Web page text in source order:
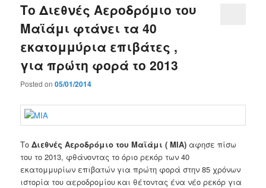
Το Διεθνές Αεροδρόμιο του
Μαϊάμι φτάνει τα 40
εκατομμύρια επιβάτες ,
για πρώτη φορά το 2013
Posted on05/01/2014
ΤοΔιεθνές Αεροδρόμιο του Μαϊάμι ( MIA) αφησε πίσω
του το 2013, φθάνοντας το όριο ρεκόρ των 40
εκατομμυρίων επιβατών για πρώτη φορά στην 85 χρόνων
ιστορία του αεροδρομίου και θέτοντας ένα νέο ρεκόρ για